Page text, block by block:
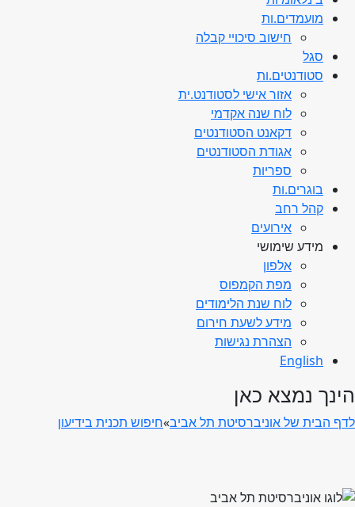
מועמדים.ות
חישוב סיכויי קבלה
סגל
סטודנטים.ות
אזור אישי לסטודנט.ית
לוח שנה אקדמי
דקאנט הסטודנטים
אגודת הסטודנטים
ספריות
בוגרים.ות
קהל רחב
אירועים
מידע שימושי
אלפון
מפת הקמפוס
לוח שנת הלימודים
מידע לשעת חירום
הצהרת נגישות
English
הינך נמצא כאן
לדף הבית של אוניברסיטת תל אביב»חיפוש תכנית בידיעון